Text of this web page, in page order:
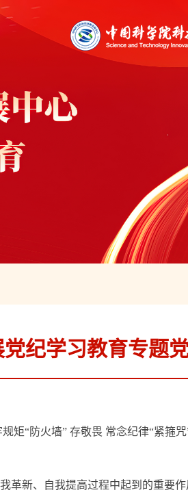
纪学习教育专题
“防火墙” 存敬畏 常念纪律“紧箍
新、自我提高过程中起到的重要